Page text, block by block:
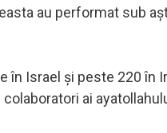
au performat sub
Israel şi peste 220 în
ai